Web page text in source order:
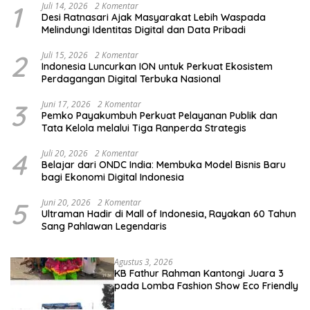
1 Juli 14, 2026 2 Komentar
Desi Ratnasari Ajak Masyarakat Lebih Waspada
Melindungi Identitas Digital dan Data Pribadi
2 Juli 15, 2026 2 Komentar
Indonesia Luncurkan ION untuk Perkuat Ekosistem
Perdagangan Digital Terbuka Nasional
3 Juni 17, 2026 2 Komentar
Pemko Payakumbuh Perkuat Pelayanan Publik dan
Tata Kelola melalui Tiga Ranperda Strategis
4 Juli 20, 2026 2 Komentar
Belajar dari ONDC India: Membuka Model Bisnis Baru
bagi Ekonomi Digital Indonesia
5 Juni 20, 2026 2 Komentar
Ultraman Hadir di Mall of Indonesia, Rayakan 60 Tahun
Sang Pahlawan Legendaris
Agustus 3, 2026
KB Fathur Rahman Kantongi Juara 3
pada Lomba Fashion Show Eco Friendly